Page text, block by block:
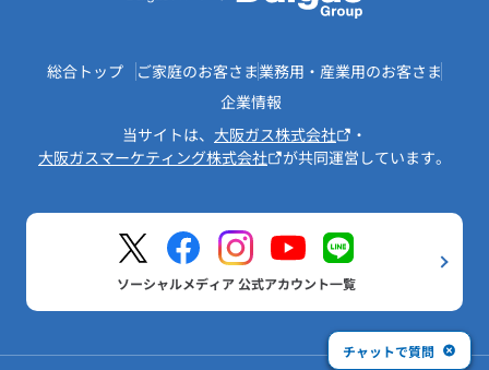
総合トップ ご家庭のお客さま業務用・産業用のお客さま
企業情報
当サイトは、 大阪ガス株式会社
・
大阪ガスマーケティング株式会社
が共同運営しています。
ソーシャルメディア 公式アカウント一覧
チャットで質問